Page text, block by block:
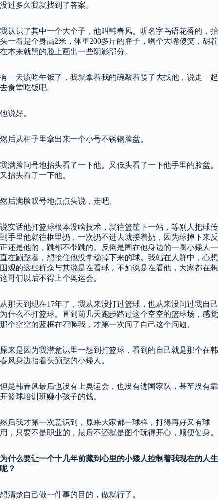
没过多久我就找到了答案。
我认识了其中一个大个子，他叫韩春风。听名字鸟语花香的，抬
头一看是个身高2米，体重200多斤的胖子，咧个大嘴傻笑，胡茬
在本来就黑的脸上画出一些阴影部分。
有一天该吃午饭了，我就拿着我的碗敲着筷子去找他，说走一起
去食堂吃饭吧。
他说好。
然后从柜子里拿出来一个小号不锈钢脸盆。
我满脸问号地抬头看了一下他。又低头看了一下他手里的脸盆。
又抬头看了一下他。
然后满脸叹号地点点头说，走吧。
说实话他打篮球根本没啥技术，就往篮筐下一站，等别人把球传
到手里他就往框里扔，一次扔不进去就接着扔，因为球掉下来反
正还是他的，跳都不带跳的。反倒是围在他身边的一圈小矮人一
直在蹦跶着，想接住他没拿稳掉下来的球。我站在人群中，心想
围观的这些群众与其说是在看球，不如说是在看他，大家都在想
这哥们以后不得上个奥运会。
从那天到现在17年了，我从来没打过篮球，也从来没问过我自己
为什么不打篮球。直到前几天跑步路过这个空空的篮球场，感觉
那个空空的蓝框在召唤我，才第一次问了自己这个问题。
原来是因为我潜意识里一想到打篮球，看到的自己就是那个在韩
春风身边抬着头蹦跶的小矮人。
但是韩春风最后也没有上奥运会，也没有进国家队，甚至没有靠
开篮球培训班赚小孩子的钱。
然后我才第一次意识到，原来大家都一球样，打得再好又有球
用，只要不是职业的，最后不还就是图个玩得开心，顺便健身。
为什么要让一个十几年前藏到心里的小矮人控制着我现在的人生
呢？
想清楚自己做一件事的目的，做就行了。